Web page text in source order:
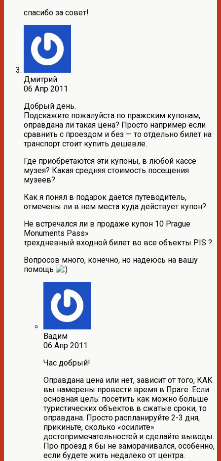
спасибо за совет!
Дмитрий
06 Апр 2011
Добрый день.
Подскажите пожалуйста по пражским купонам,
оправдана ли такая цена? Просто например если
сравнить с проездом и без — то отдельно билет на
транспорт стоит купить дешевле.
Где приобретаются эти купоны, в любой кассе
музея? Какая средняя стоимость посещения
музеев?
Как я понял в подарок дается путеводитель,
отмечены ли в нем места куда действует купон?
Не встречался ли в продаже купон 10 Prague
Monuments Pass»
трехдневный входной билет во все объекты PIS ?
Вопросов много, конечно, но надеюсь на вашу
помощь
Вадим
06 Апр 2011
Час добрый!
Оправдана цена или нет, зависит от того, КАК
вы намерены провести время в Праге. Если
основная цель: посетить как можно больше
туристических объектов в сжатые сроки, то
оправдана. Просто распланируйте 2-3 дня,
прикиньте, сколько «осилите»
достопримечательностей и сделайте выводы.
Про проезд я бы не заморачивался, особенно,
если будете жить недалеко от центра.